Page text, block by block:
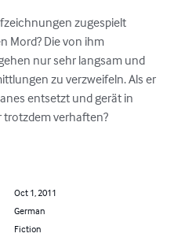
zugespielt
Mord? Die von ihm
nur sehr langsam und
zu verzweifeln. Als er
entsetzt und gerät in
trotzdem verhaften?
Oct 1, 2011
German
Fiction